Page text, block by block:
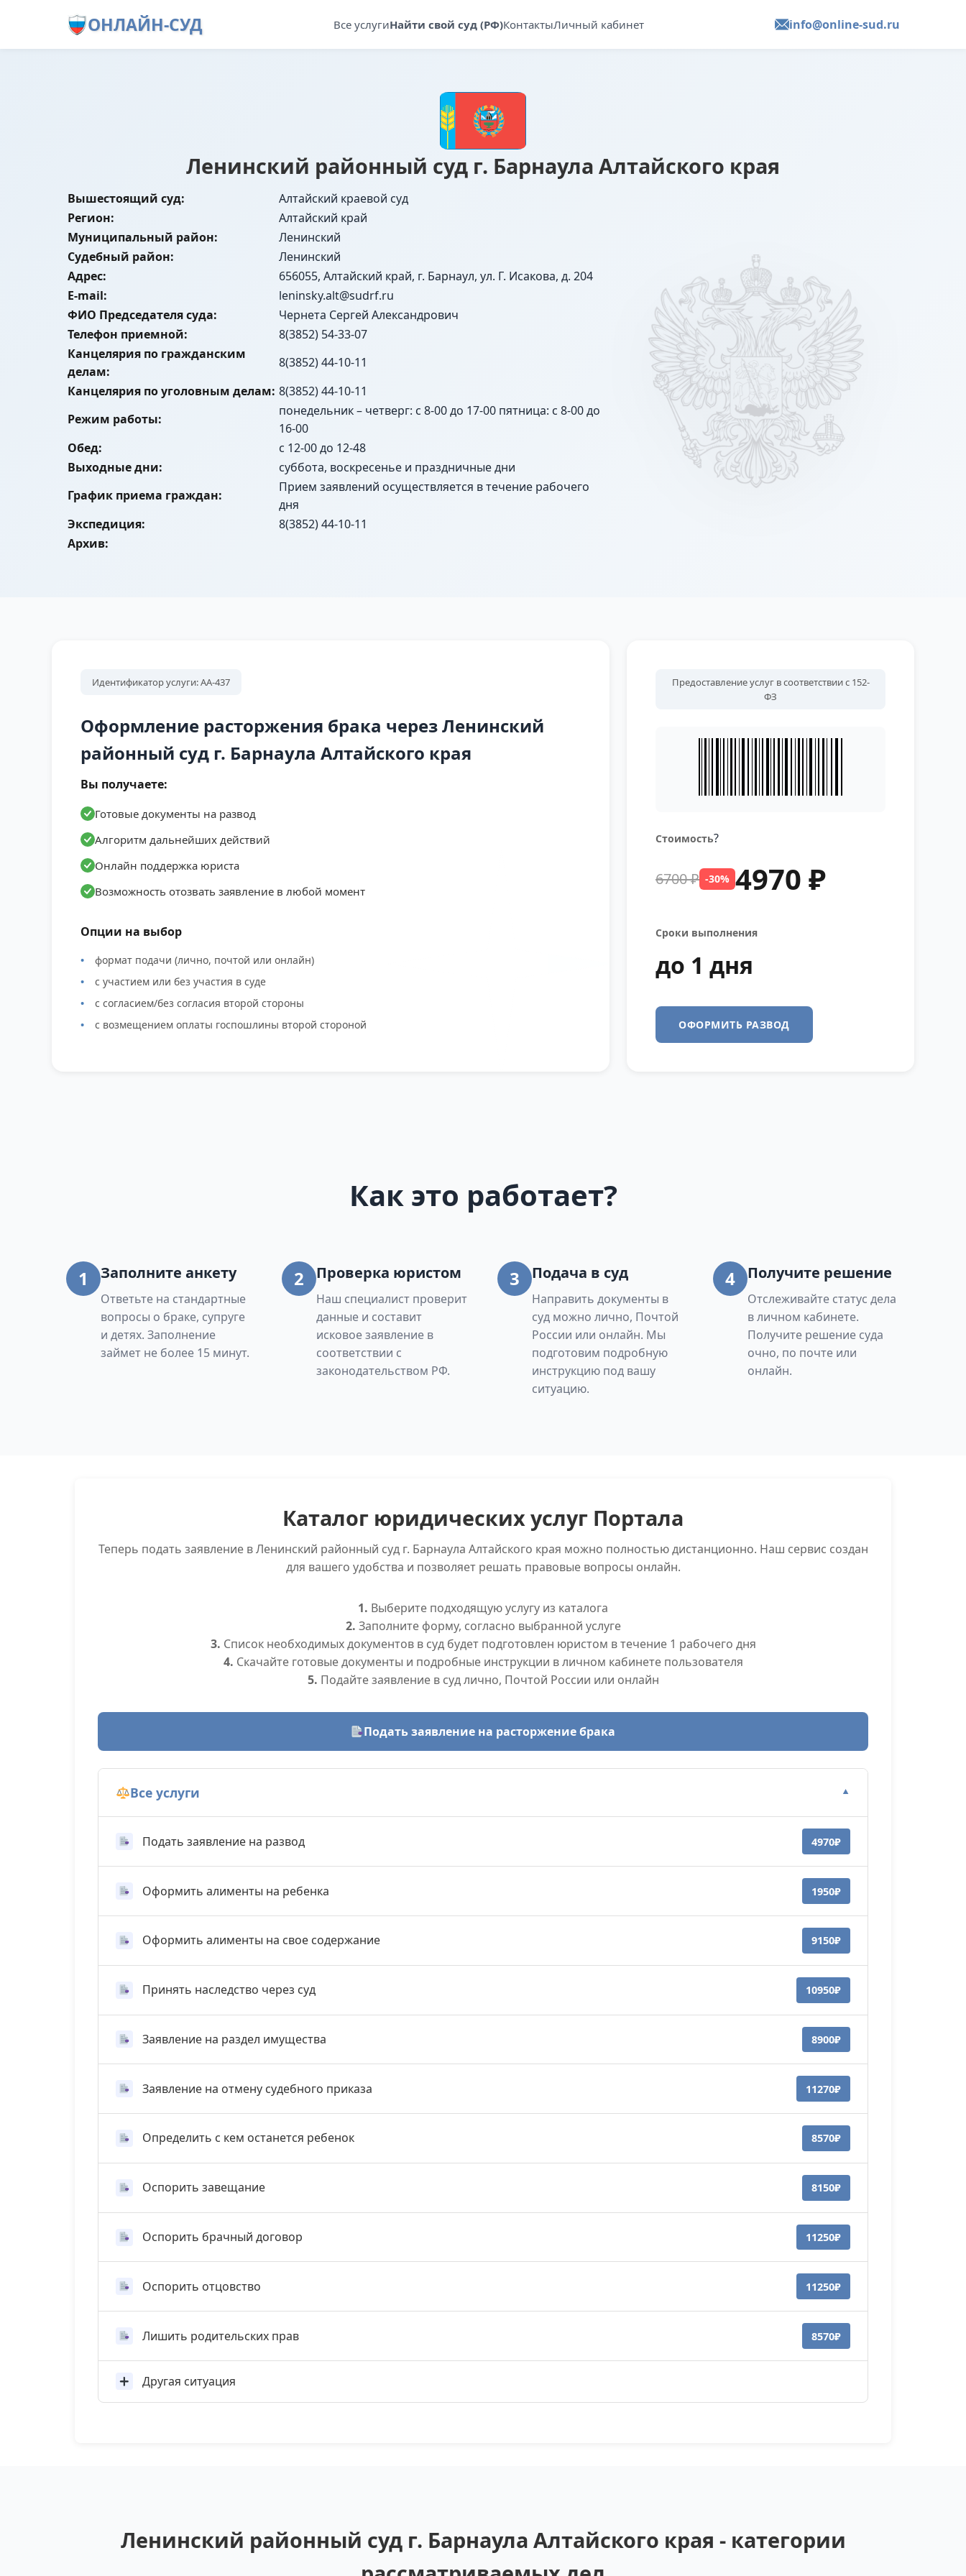
ОНЛАЙН-СУД Все услугиНайти свой суд (РФ)КонтактыЛичный кабинет info@online-sud.ru
Ленинский районный суд г. Барнаула Алтайского края
Вышестоящий суд:
Алтайский краевой суд
Регион:
Алтайский край
Муниципальный район:
Ленинский
Судебный район:
Ленинский
Адрес:
656055, Алтайский край, г. Барнаул, ул. Г. Исакова, д. 204
E-mail:
leninsky.alt@sudrf.ru
ФИО Председателя суда:
Чернета Сергей Александрович
Телефон приемной:
8(3852) 54-33-07
Канцелярия по гражданским
делам:
8(3852) 44-10-11
Канцелярия по уголовным делам: 8(3852) 44-10-11
Режим работы:
понедельник – четверг: с 8-00 до 17-00 пятница: с 8-00 до
16-00
Обед:
с 12-00 до 12-48
Выходные дни:
суббота, воскресенье и праздничные дни
График приема граждан:
Прием заявлений осуществляется в течение рабочего
дня
Экспедиция:
8(3852) 44-10-11
Архив:
Идентификатор услуги: АА-437
Оформление расторжения брака через Ленинский
районный суд г. Барнаула Алтайского края
Вы получаете:
Готовые документы на развод
Алгоритм дальнейших действий
Онлайн поддержка юриста
Возможность отозвать заявление в любой момент
Опции на выбор
формат подачи (лично, почтой или онлайн)
с участием или без участия в суде
с согласием/без согласия второй стороны
с возмещением оплаты госпошлины второй стороной
Предоставление услуг в соответствии с 152-
ФЗ
Стоимость?
6700 ₽ -30% 4970 ₽
Сроки выполнения
до 1 дня
ОФОРМИТЬ РАЗВОД
Как это работает?
1 Заполните анкету
Ответьте на стандартные
вопросы о браке, супруге
и детях. Заполнение
займет не более 15 минут.
2 Проверка юристом
Наш специалист проверит
данные и составит
исковое заявление в
соответствии с
законодательством РФ.
3 Подача в суд
Направить документы в
суд можно лично, Почтой
России или онлайн. Мы
подготовим подробную
инструкцию под вашу
ситуацию.
4 Получите решение
Отслеживайте статус дела
в личном кабинете.
Получите решение суда
очно, по почте или
онлайн.
Каталог юридических услуг Портала
Теперь подать заявление в Ленинский районный суд г. Барнаула Алтайского края можно полностью дистанционно. Наш сервис создан
для вашего удобства и позволяет решать правовые вопросы онлайн.
1. Выберите подходящую услугу из каталога
2. Заполните форму, согласно выбранной услуге
3. Список необходимых документов в суд будет подготовлен юристом в течение 1 рабочего дня
4. Скачайте готовые документы и подробные инструкции в личном кабинете пользователя
5. Подайте заявление в суд лично, Почтой России или онлайн
Подать заявление на расторжение брака
Все услуги ▼
Подать заявление на развод 4970₽
Оформить алименты на ребенка 1950₽
Оформить алименты на свое содержание 9150₽
Принять наследство через суд 10950₽
Заявление на раздел имущества 8900₽
Заявление на отмену судебного приказа 11270₽
Определить с кем останется ребенок 8570₽
Оспорить завещание 8150₽
Оспорить брачный договор 11250₽
Оспорить отцовство 11250₽
Лишить родительских прав 8570₽
Другая ситуация
Ленинский районный суд г. Барнаула Алтайского края - категории